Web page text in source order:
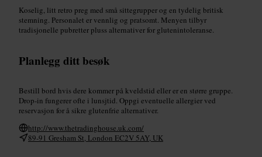
Koselig, litt retro preg med små sittegrupper og en tydelig britisk
stemning. Personalet er vennlig og pratsomt. Menyen tilbyr
tradisjonelle pubretter pluss alternativer for glutenintoleranse.
Planlegg ditt besøk
Bestill bord hvis dere kommer på kveldstid eller er en større gruppe.
Drop-in fungerer ofte i lunsjtid. Oppgi eventuelle allergier ved
reservasjon for å sikre glutenfrie alternativer.
http://www.thetradinghouse.uk.com/
89-91 Gresham St, London EC2V 5AY, UK